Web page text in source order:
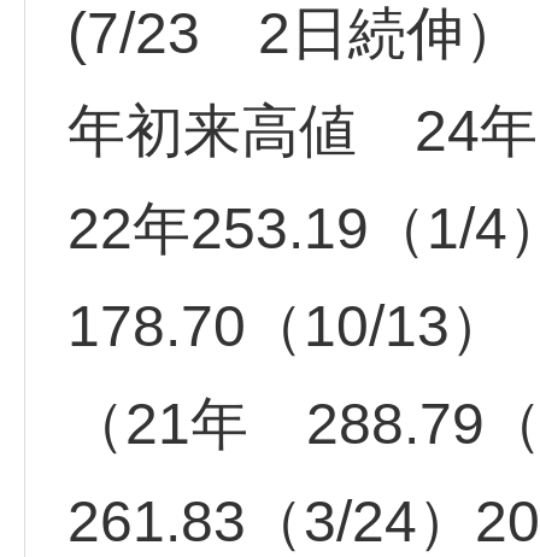
(7/23 2日続伸）
年初来高値 24
22年253.19（1/
178.70（10/13）
（21年 288.79
261.83（3/24）